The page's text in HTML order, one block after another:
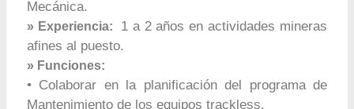
Mecánica.
» Experiencia:
1 a 2 años en actividades mineras
afines al puesto.
» Funciones:
• Colaborar en la planificación del programa de
Mantenimiento de los equipos trackless.